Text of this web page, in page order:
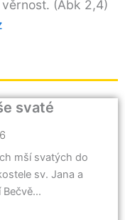
(Abk 2,4)
svaté
mší svatých do
sv. Jana a
Bečvě...